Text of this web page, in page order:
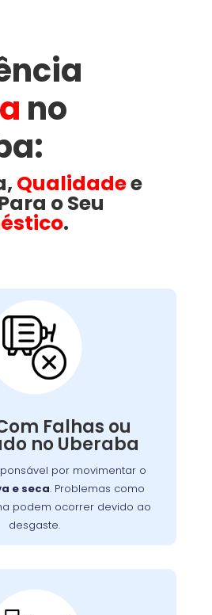
no
Qualidadee
o Seu
.
Falhas ou
no Uberaba
por movimentar o
e seca. Problemas como
podem ocorrer devido ao
desgaste.
Falhas ou
movimentar o
podem ocorrer devido ao
ou falta de manutenção.
funcionamento ou parada
do aparelho.